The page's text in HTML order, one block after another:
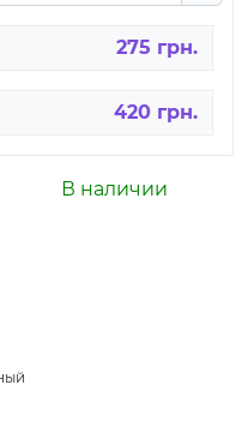
275 грн.
420 грн.
В наличии